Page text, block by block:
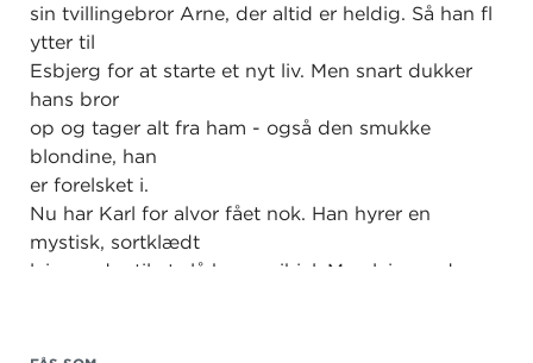
sin tvillingebror Arne, der altid er heldig. Så han fl
ytter til
Esbjerg for at starte et nyt liv. Men snart dukker
hans bror
op og tager alt fra ham - også den smukke
blondine, han
er forelsket i.
Nu har Karl for alvor fået nok. Han hyrer en
mystisk, sortklædt
lejemorder til at slå broren ihjel. Men lejemorderen
jagtet blandt kraner og bjerge af kul på Esbjerg